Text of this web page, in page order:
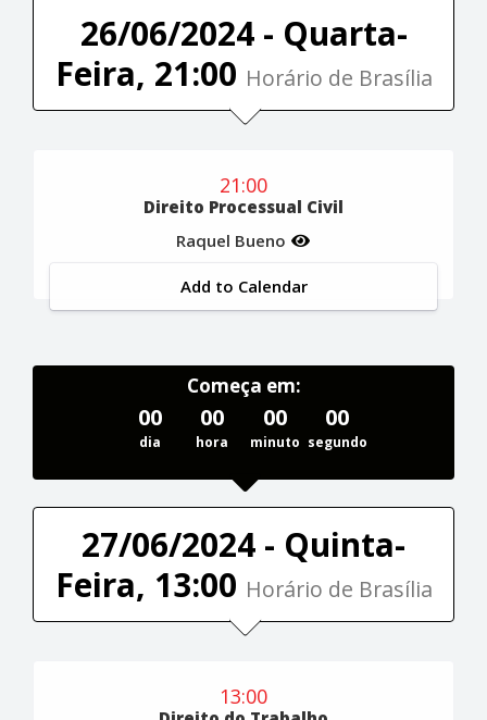
26/06/2024 - Quarta-
Feira, 21:00 Horário de Brasília
21:00
Direito Processual Civil
Raquel Bueno
Add to Calendar
Começa em:
00
dia
00
hora
00
minuto
00
segundo
27/06/2024 - Quinta-
Feira, 13:00 Horário de Brasília
13:00